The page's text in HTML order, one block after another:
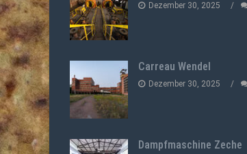
Dezember 30, 2025
Carreau Wendel
Dezember 30, 2025
Dampfmaschine Zeche